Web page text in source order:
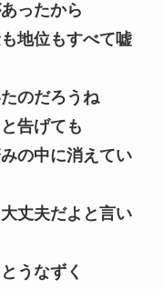
ったから
地位もすべて嘘
のだろうね
告げても
の中に消えてい
丈夫だよと言い
うなずく